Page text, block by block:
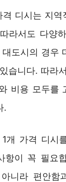
격 디시는 지역
라서도 다양
대도시의 경우
습니다. 따라
비용 모두를
.
개 가격 디시
항이 꼭 필요
니라 편안함